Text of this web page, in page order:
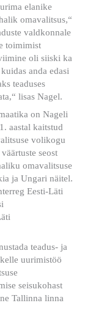
elanike
omavalitsus,“
valdkonnale
toimimist
oli siiski ka
anda edasi
teaduses
lisas Nagel.
on Nageli
aastal kaitstud
volikogu
seost
omavalitsuse
ja Ungari näitel.
Eesti-Läti
teadus- ja
uurimistöö
seisukohast
Tallinna linna